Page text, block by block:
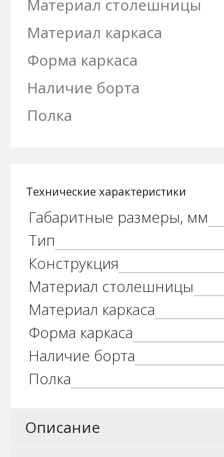
Материал столешницы
Материал каркаса
Форма каркаса
Наличие борта
Полка
Технические характеристики
Габаритные размеры, мм
Тип
Конструкция
Материал столешницы
Материал каркаса
Форма каркаса
Наличие борта
Полка
Описание